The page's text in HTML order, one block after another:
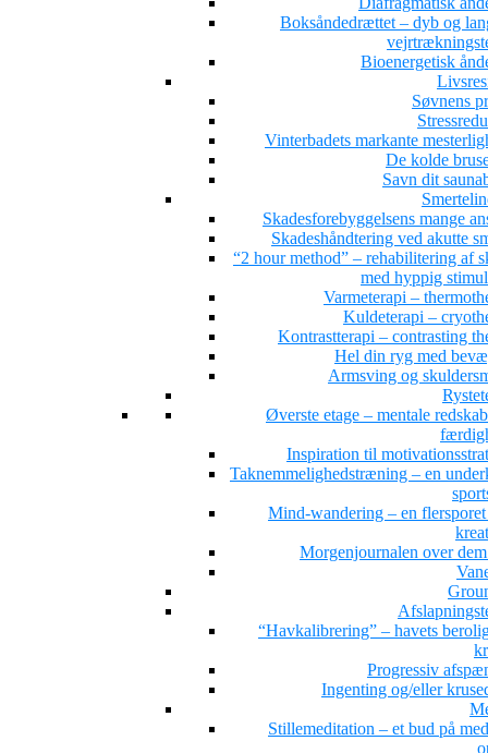
Boksåndedrættet – dyb og
Bioenergetisk
Søvnens
Vinterbadets markante
De kolde
Savn dit
Skadesforebyggelsens mange
Skadeshåndtering ved akutte
“2 hour method” – rehabilitering af
med hyppig
Varmeterapi –
Kuldeterapi –
Kontrastterapi – contrasting
Hel din ryg med
Armsving og
Øverste etage – mentale
Inspiration til
Taknemmelighedstræning – en
Mind-wandering – en
Morgenjournalen over
“Havkalibrering” – havets
Progressiv
Ingenting og/eller
Stillemeditation – et bud på